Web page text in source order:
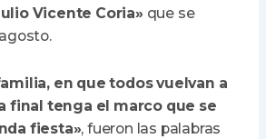
Vicente Coria» que se
en que todos vuelvan a
final tenga el marco que se
fiesta», fueron las palabras